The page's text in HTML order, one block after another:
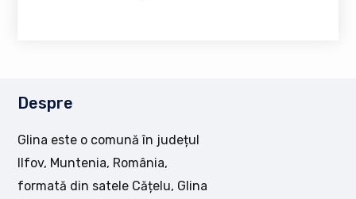
Despre
Glina este o comună în județul
Ilfov, Muntenia, România,
formată din satele Cățelu, Glina